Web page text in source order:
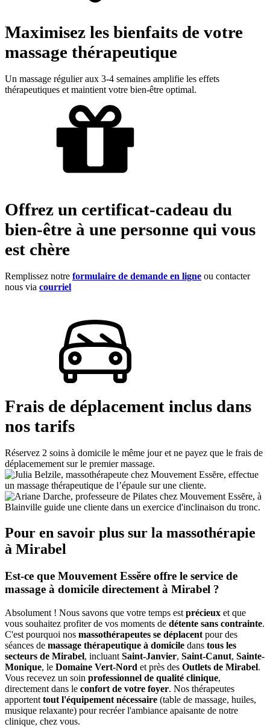
Maximisez les bienfaits de votre
massage thérapeutique
Un massage régulier aux 3-4 semaines amplifie les effets
thérapeutiques et maintient votre bien-être optimal.
Offrez un certificat-cadeau du
bien-être à une personne qui vous
est chère
Remplissez notre formulaire de demande en ligne ou contacter
nous via courriel
Frais de déplacement inclus dans
nos tarifs
Réservez 2 soins à domicile le même jour et ne payez que le frais de
déplacemement sur le premier massage.
Pour en savoir plus sur la massothérapie
à Mirabel
Est-ce que Mouvement Essĕre offre le service de
massage à domicile directement à Mirabel ?
Absolument ! Nous savons que votre temps est précieux et que
vous souhaitez profiter de vos moments de détente sans contrainte.
C'est pourquoi nos massothérapeutes se déplacent pour des
séances de massage thérapeutique à domicile dans tous les
secteurs de Mirabel, incluant Saint-Janvier, Saint-Canut, Sainte-
Monique, le Domaine Vert-Nord et près des Outlets de Mirabel.
Vous recevez un soin professionnel de qualité clinique,
directement dans le confort de votre foyer. Nos thérapeutes
apportent tout l'équipement nécessaire (table de massage, huiles,
musique relaxante) pour recréer l'ambiance apaisante de notre
clinique, chez vous.